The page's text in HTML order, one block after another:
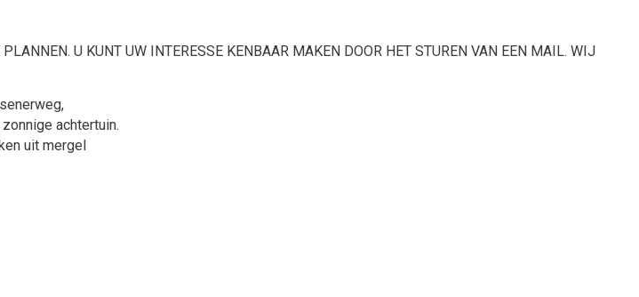
U KUNT UW INTERESSE KENBAAR MAKEN DOOR HET STUREN VAN EEN MAIL. WIJ
achtertuin.
uit mergel